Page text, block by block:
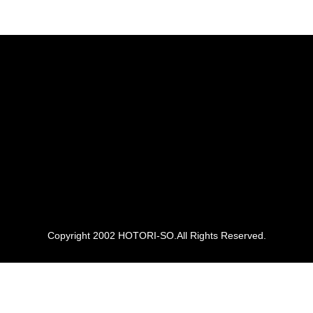
Copyright 2002 HOTORI-SO.All Rights Reserved.